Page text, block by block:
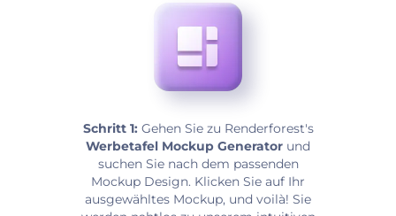
Schritt 1: Gehen Sie zu Renderforest's
Werbetafel Mockup Generator und
suchen Sie nach dem passenden
Mockup Design. Klicken Sie auf Ihr
ausgewähltes Mockup, und voilà! Sie